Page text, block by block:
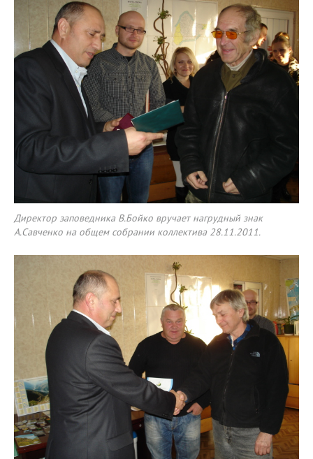
Директор заповедника В.Бойко вручает нагрудный знак
А.Савченко на общем собрании коллектива 28.11.2011.